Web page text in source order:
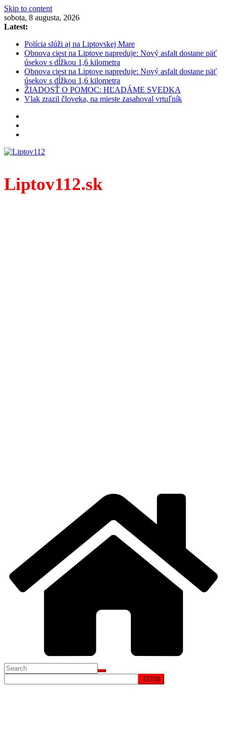
Skip to content
sobota, 8 augusta, 2026
Latest:
Polícia slúži aj na Liptovskej Mare
Obnova ciest na Liptove napreduje: Nový asfalt dostane päť
úsekov s dĺžkou 1,6 kilometra
Obnova ciest na Liptove napreduje: Nový asfalt dostane päť
úsekov s dĺžkou 1,6 kilometra
ŽIADOSŤ O POMOC: HĽADÁME SVEDKA
Vlak zrazil človeka, na mieste zasahoval vrtuľník
Liptov112.sk